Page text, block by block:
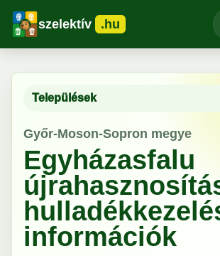
szelektív .hu
Települések
Győr-Moson-Sopron megye
Egyházasfalu
információk